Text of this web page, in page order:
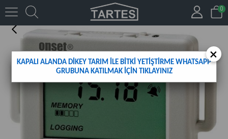
0
UX100-001 SICAKLIK KAYDEDİCİ
×
KAPALI ALANDA DİKEY TARIM İLE BİTKİ YETİŞTİRME WHATSAPP
GRUBUNA KATILMAK İÇİN TIKLAYINIZ